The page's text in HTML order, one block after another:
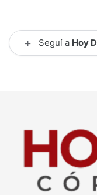
+ Seguí a Hoy